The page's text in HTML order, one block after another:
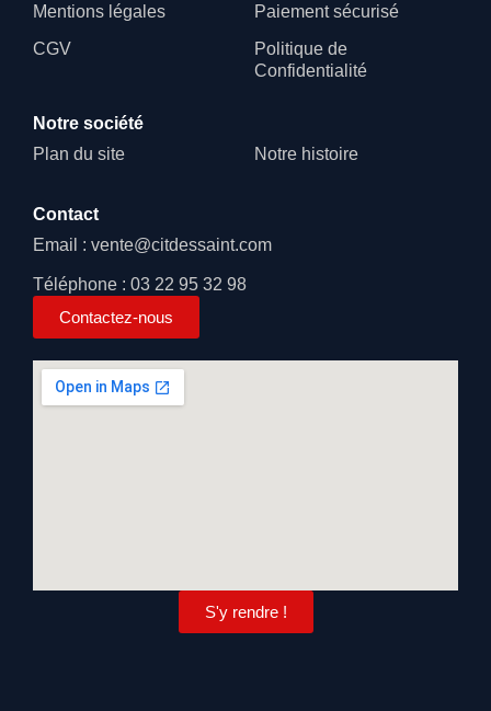
Mentions légales
CGV
Paiement sécurisé
Politique de
Confidentialité
Notre société
Plan du site
Notre histoire
Contact
Email : vente@citdessaint.com
Téléphone : 03 22 95 32 98
Contactez-nous
S'y rendre !